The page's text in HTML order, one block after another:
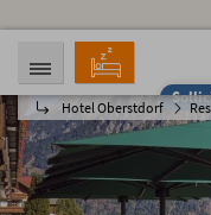
Hotel Oberstdorf
AANKOMST
10.08.2026
VERTREK
OPVARENDEN
2 Personen